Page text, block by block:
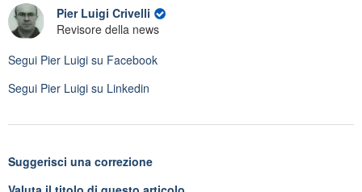
Pier Luigi Crivelli
Revisore della news
Segui Pier Luigi su Facebook
Segui Pier Luigi su Linkedin
Suggerisci una correzione